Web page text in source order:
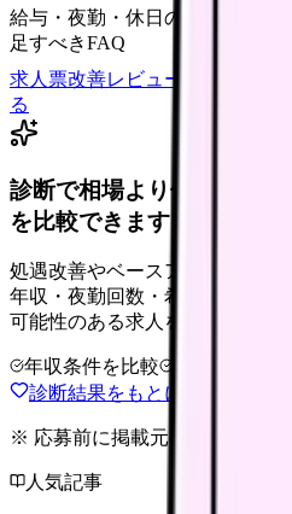
給与・夜勤・休日の見せ方 応
足すべきFAQ
求人票改善レビューの見積もり
る
診断で相場より低いと感
を比較できます。
処遇改善やベースアップは職場
年収・夜勤回数・希望条件を整
可能性のある求人を相談できま
年収条件を比較
診断結果をもとに職場を相談
※ 応募前に掲載元の最新情報を
人気記事